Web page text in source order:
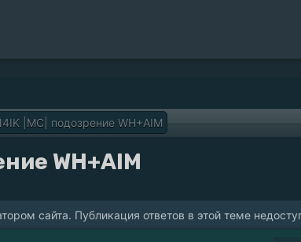
|MC| подозрение WH+AIM
WH+AIM
сайта. Публикация ответов в этой теме